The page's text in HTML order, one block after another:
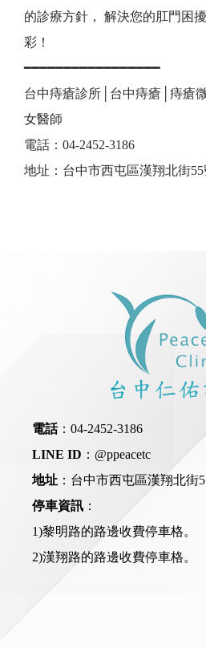
的診療方針， 解決您的肛門困
彩！
━━━━━━━━━━━━━━━━━
台中痔瘡診所│台中痔瘡│痔瘡
女醫師
電話： 04-2452-3186
地址：台中市西屯區漢翔北街
電話： 04-2452-3186
LINE ID ： @ppeacetc
地址 ：台中市西屯區漢翔北街
停車資訊 ：
1)黎明路的路邊收費停車格。
2)漢翔路的路邊收費停車格。